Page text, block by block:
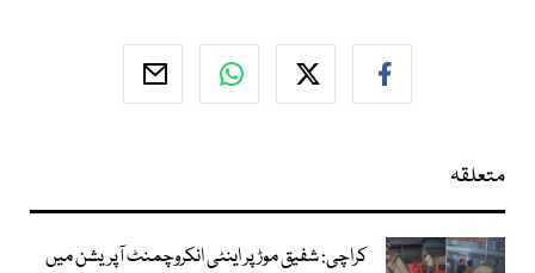
متعلقہ
کراچی: شفیق موڑ پر اینٹی انکروچمنٹ آپریشن میں